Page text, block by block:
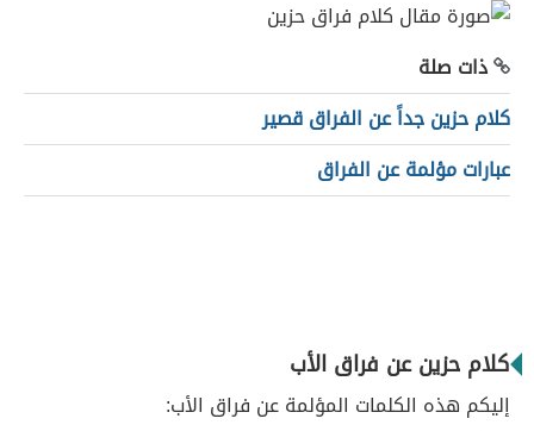
ذات صلة
كلام حزين جداً عن الفراق قصير
عبارات مؤلمة عن الفراق
كلام حزين عن فراق الأب
إليكم هذه الكلمات المؤلمة عن فراق الأب: